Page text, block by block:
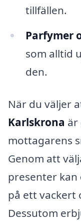
tillfällen.
Parfymer
som alltid
den.
När du väljer
Karlskrona är
mottagarens
Genom att
presenter
på ett vackert
Dessutom